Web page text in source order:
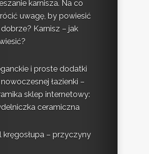
karnisza. Na co
uwagę, by powiesić
Karnisz – jak
i proste dodatki
łazienki –
sklep internetowy:
ceramiczna
kręgosłupa – przyczyny